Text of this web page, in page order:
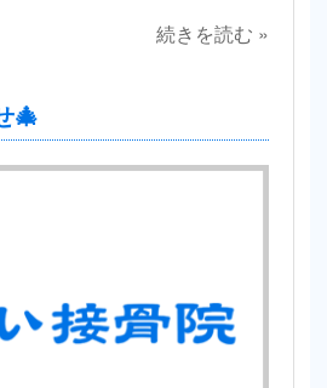
続きを読む »
🎄